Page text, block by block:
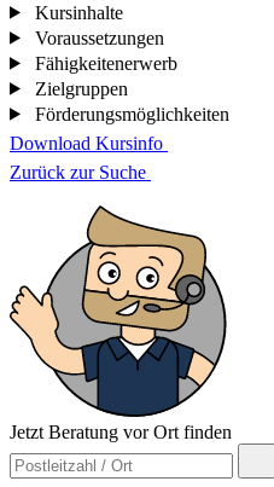
Kursinhalte
Voraussetzungen
Fähigkeitenerwerb
Zielgruppen
Förderungsmöglichkeiten
Download Kursinfo
Zurück zur Suche
Jetzt Beratung vor Ort finden